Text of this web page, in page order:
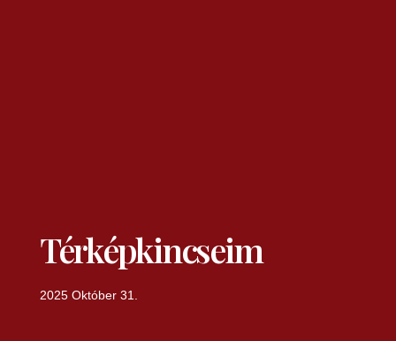
Térképkincseim
2025 Október 31.